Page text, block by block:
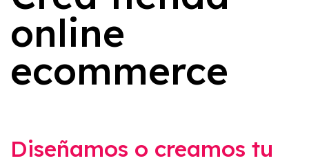
online
ecommerce
Diseñamos o creamos tu